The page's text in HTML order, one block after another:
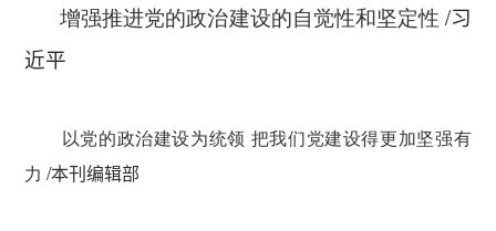
增强推进党的政治建设的自觉性和坚定性 /习
近平
以党的政治建设为统领 把我们党建设得更加坚强有
力 /本刊编辑部